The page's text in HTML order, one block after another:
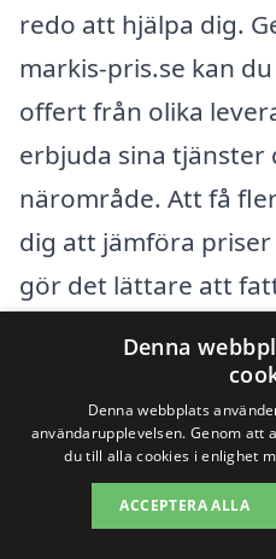
redo att hjälpa dig.
markis-pris.se kan
offert från olika
erbjuda sina tjänster
närområde. Att få
dig att jämföra
gör det lättare att
Några av de städer
Strandskogen, där
professionella för
inkluderar:
Denna
Denna webbplats
användarupplevelsen. Genom att
du till alla cookies i enlighet
ACCEPTERA ALLA